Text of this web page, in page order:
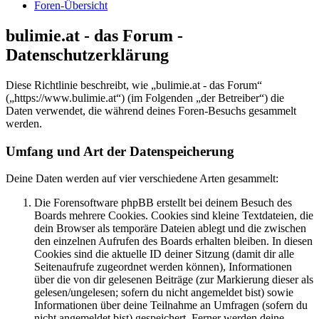
Foren-Übersicht
bulimie.at - das Forum -
Datenschutzerklärung
Diese Richtlinie beschreibt, wie „bulimie.at - das Forum“
(„https://www.bulimie.at“) (im Folgenden „der Betreiber“) die
Daten verwendet, die während deines Foren-Besuchs gesammelt
werden.
Umfang und Art der Datenspeicherung
Deine Daten werden auf vier verschiedene Arten gesammelt:
Die Forensoftware phpBB erstellt bei deinem Besuch des
Boards mehrere Cookies. Cookies sind kleine Textdateien, die
dein Browser als temporäre Dateien ablegt und die zwischen
den einzelnen Aufrufen des Boards erhalten bleiben. In diesen
Cookies sind die aktuelle ID deiner Sitzung (damit dir alle
Seitenaufrufe zugeordnet werden können), Informationen
über die von dir gelesenen Beiträge (zur Markierung dieser als
gelesen/ungelesen; sofern du nicht angemeldet bist) sowie
Informationen über deine Teilnahme an Umfragen (sofern du